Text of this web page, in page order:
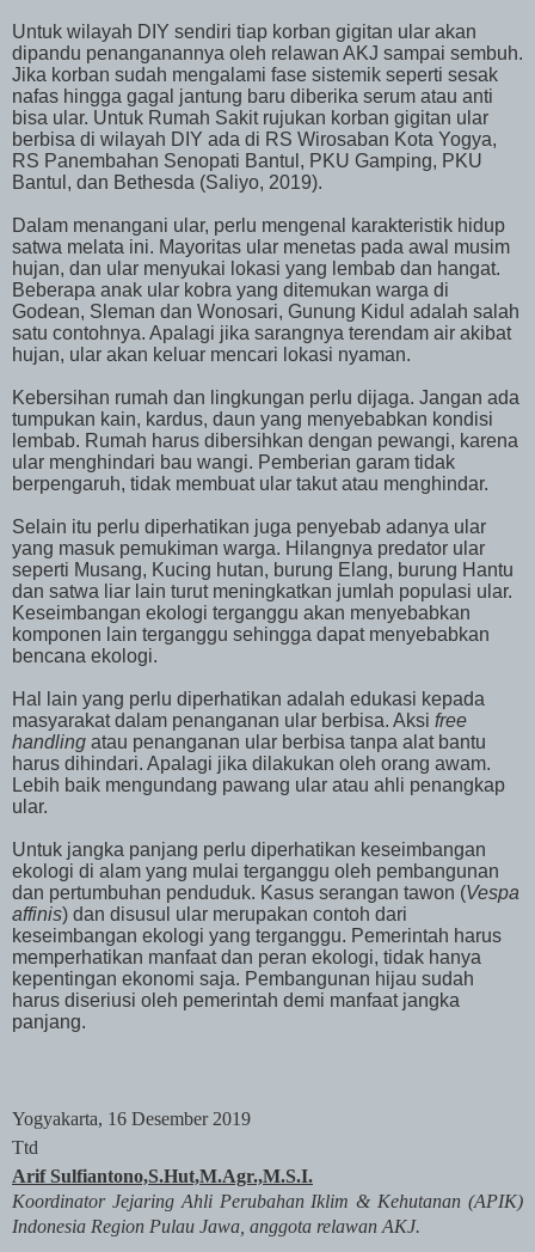
Untuk wilayah DIY sendiri tiap korban gigitan ular akan
dipandu penanganannya oleh relawan AKJ sampai sembuh.
Jika korban sudah mengalami fase sistemik seperti sesak
nafas hingga gagal jantung baru diberika serum atau anti
bisa ular. Untuk Rumah Sakit rujukan korban gigitan ular
berbisa di wilayah DIY ada di RS Wirosaban Kota Yogya,
RS Panembahan Senopati Bantul, PKU Gamping, PKU
Bantul, dan Bethesda (Saliyo, 2019).
Dalam menangani ular, perlu mengenal karakteristik hidup
satwa melata ini. Mayoritas ular menetas pada awal musim
hujan, dan ular menyukai lokasi yang lembab dan hangat.
Beberapa anak ular kobra yang ditemukan warga di
Godean, Sleman dan Wonosari, Gunung Kidul adalah salah
satu contohnya. Apalagi jika sarangnya terendam air akibat
hujan, ular akan keluar mencari lokasi nyaman.
Kebersihan rumah dan lingkungan perlu dijaga. Jangan ada
tumpukan kain, kardus, daun yang menyebabkan kondisi
lembab. Rumah harus dibersihkan dengan pewangi, karena
ular menghindari bau wangi. Pemberian garam tidak
berpengaruh, tidak membuat ular takut atau menghindar.
Selain itu perlu diperhatikan juga penyebab adanya ular
yang masuk pemukiman warga. Hilangnya predator ular
seperti Musang, Kucing hutan, burung Elang, burung Hantu
dan satwa liar lain turut meningkatkan jumlah populasi ular.
Keseimbangan ekologi terganggu akan menyebabkan
komponen lain terganggu sehingga dapat menyebabkan
bencana ekologi.
Hal lain yang perlu diperhatikan adalah edukasi kepada
masyarakat dalam penanganan ular berbisa. Aksi free
handling atau penanganan ular berbisa tanpa alat bantu
harus dihindari. Apalagi jika dilakukan oleh orang awam.
Lebih baik mengundang pawang ular atau ahli penangkap
ular.
Untuk jangka panjang perlu diperhatikan keseimbangan
ekologi di alam yang mulai terganggu oleh pembangunan
dan pertumbuhan penduduk. Kasus serangan tawon (Vespa
affinis) dan disusul ular merupakan contoh dari
keseimbangan ekologi yang terganggu. Pemerintah harus
memperhatikan manfaat dan peran ekologi, tidak hanya
kepentingan ekonomi saja. Pembangunan hijau sudah
harus diseriusi oleh pemerintah demi manfaat jangka
panjang.
Yogyakarta, 16 Desember 2019
Ttd
Arif Sulfiantono,S.Hut,M.Agr.,M.S.I.
Koordinator Jejaring Ahli Perubahan Iklim & Kehutanan (APIK)
Indonesia Region Pulau Jawa, anggota relawan AKJ.